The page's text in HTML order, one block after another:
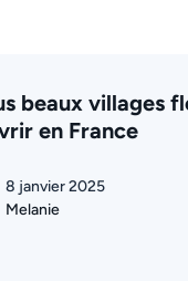
beaux villages
en France
8 janvier 2025
Melanie